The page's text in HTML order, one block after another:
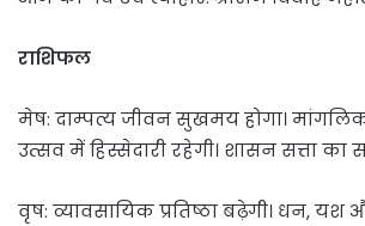
राशिफल
मेष: दाम्पत्य जीवन सुखमय होगा। मांगलिक
उत्सव में हिस्सेदारी रहेगी। शासन सत्ता का
वृष: व्यावसायिक प्रतिष्ठा बढ़ेगी। धन, यश